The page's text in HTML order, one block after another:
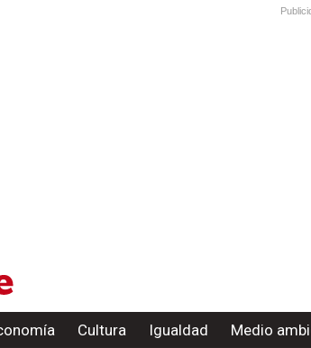
Cultura Igualdad Medio